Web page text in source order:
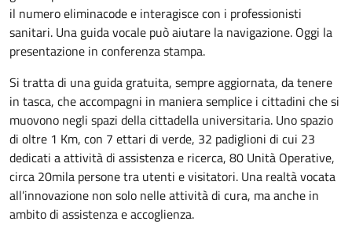
il numero eliminacode e interagisce con i professionisti
sanitari. Una guida vocale può aiutare la navigazione. Oggi la
presentazione in conferenza stampa.
Si tratta di una guida gratuita, sempre aggiornata, da tenere
in tasca, che accompagni in maniera semplice i cittadini che si
muovono negli spazi della cittadella universitaria. Uno spazio
di oltre 1 Km, con 7 ettari di verde, 32 padiglioni di cui 23
dedicati a attività di assistenza e ricerca, 80 Unità Operative,
circa 20mila persone tra utenti e visitatori. Una realtà vocata
all’innovazione non solo nelle attività di cura, ma anche in
ambito di assistenza e accoglienza.